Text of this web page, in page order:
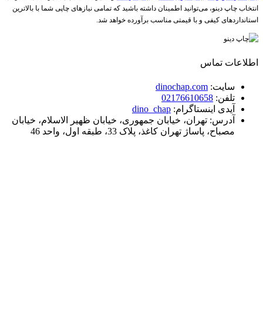
انتخاب چاپ دینو، می‌توانید اطمینان داشته باشید که تمامی نیازهای چاپی شما با بالاترین
استانداردهای کیفی و با قیمتی مناسب برآورده خواهد شد.
اطلاعات تماس
سایت: dinochap.com
تلفن: 02176610658
آیدی اینستاگرام: dino_chap
آدرس: تهران، خیابان جمهوری، خیابان ظهیر الاسلام، خیابان
مصباح، پاساژ تهران کاغذ، پلاک 33، طبقه اول، واحد 46